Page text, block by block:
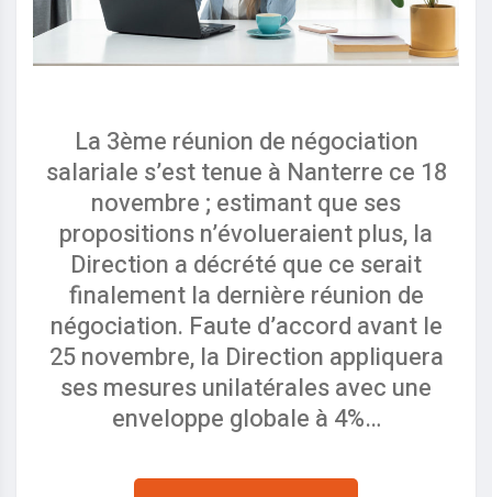
La 3ème réunion de négociation
salariale s’est tenue à Nanterre ce 18
novembre ; estimant que ses
propositions n’évolueraient plus, la
Direction a décrété que ce serait
finalement la dernière réunion de
négociation. Faute d’accord avant le
25 novembre, la Direction appliquera
ses mesures unilatérales avec une
enveloppe globale à 4%…